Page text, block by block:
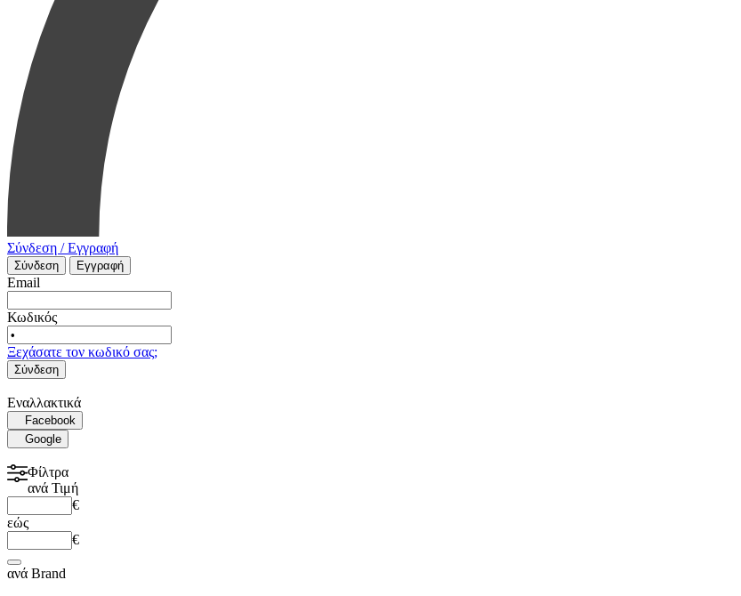
Σύνδεση / Εγγραφή
Σύνδεση Εγγραφή
Email
Κωδικός
Ξεχάσατε τον κωδικό σας;
Σύνδεση
Εναλλακτικά
Facebook
Google
Φίλτρα
ανά Τιμή
€
εώς
€
ανά Brand